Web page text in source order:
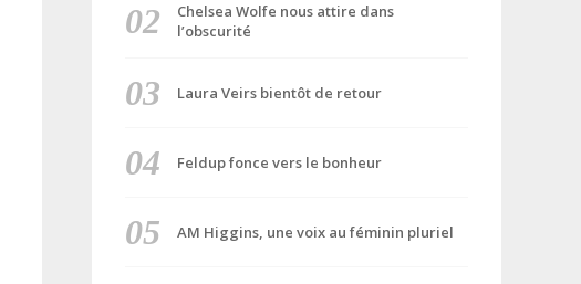
Chelsea Wolfe nous attire dans
l’obscurité
Laura Veirs bientôt de retour
Feldup fonce vers le bonheur
AM Higgins, une voix au féminin pluriel